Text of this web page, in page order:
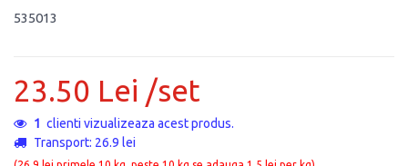
535013
23.50 Lei /set
5 clienti vizualizeaza acest produs.
Transport: 26.9 lei